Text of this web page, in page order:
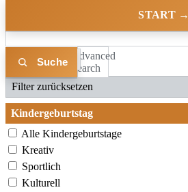
START →
Advanced
Search
Liste Karte
Filter zurücksetzen
Kindergeburtstag
Alle Kindergeburtstage
Kreativ
Sportlich
Kulturell